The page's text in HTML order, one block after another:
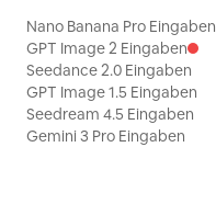
Nano Banana Pro Eingaben
GPT Image 2 Eingaben
Seedance 2.0 Eingaben
GPT Image 1.5 Eingaben
Seedream 4.5 Eingaben
Gemini 3 Pro Eingaben